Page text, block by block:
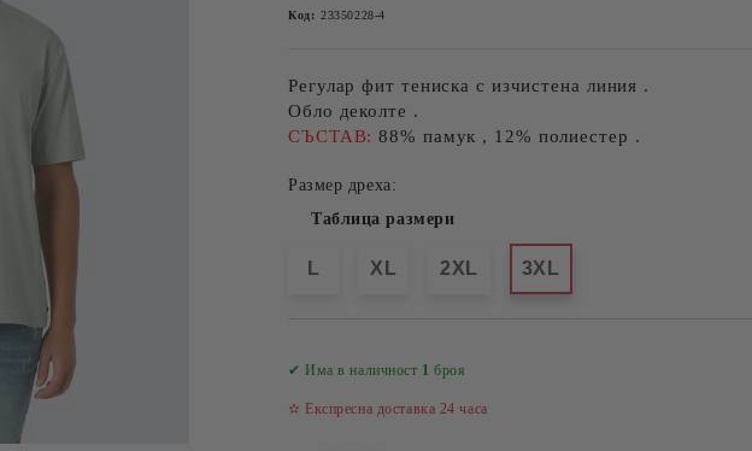
Код: 23350228-4
Регулар фит тениска с изчистена линия .
Обло деколте .
СЪСТАВ:88% памук , 12% полиестер .
Размер дреха:
Таблица размери
L XL 2XL 3XL
✔ Има в наличност 1 броя
✫ Експресна доставка 24 часа